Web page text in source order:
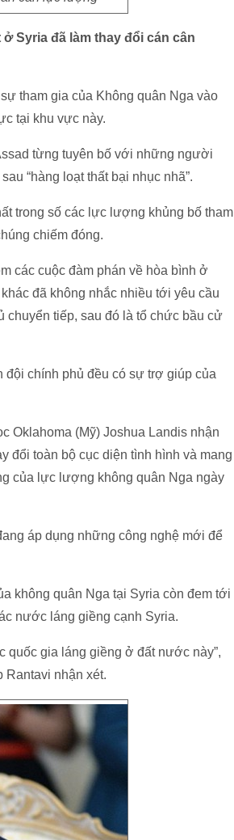
Syria đã làm thay đổi cán cân
tham gia của Không quân Nga vào
tại khu vực này.
từng tuyên bố với những người
“hàng loạt thất bại nhục nhã”.
trong số các lực lượng khủng bố tham
chiếm đóng.
các cuộc đàm phán về hòa bình ở
đã không nhắc nhiều tới yêu cầu
chuyển tiếp, sau đó là tổ chức bầu cử
đội chính phủ đều có sự trợ giúp của
Oklahoma (Mỹ) Joshua Landis nhận
đổi toàn bộ cục diện tình hình và mang
của lực lượng không quân Nga ngày
áp dụng những công nghệ mới để
không quân Nga tại Syria còn đem tới
nước láng giềng cạnh Syria.
quốc gia láng giềng ở đất nước này”,
Rantavi nhận xét.